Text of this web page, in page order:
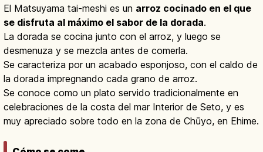
El Matsuyama tai-meshi es un arroz cocinado en el que
se disfruta al máximo el sabor de la dorada.
La dorada se cocina junto con el arroz, y luego se
desmenuza y se mezcla antes de comerla.
Se caracteriza por un acabado esponjoso, con el caldo de
la dorada impregnando cada grano de arroz.
Se conoce como un plato servido tradicionalmente en
celebraciones de la costa del mar Interior de Seto, y es
muy apreciado sobre todo en la zona de Chūyo, en Ehime.